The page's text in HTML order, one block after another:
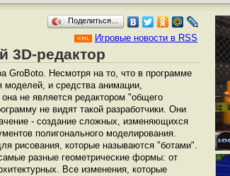
Поделиться…
Игровые новости в RSS
3D-редактор
GroBoto. Несмотря на то, что в программе
моделей, и средства анимации,
не является редактором "общего
не видят такой разработчики. Они
- создание сложных, изменяющихся
полигонального моделирования.
рисования, которые называются "ботами".
разные геометрические формы: от
Все изменения, которые